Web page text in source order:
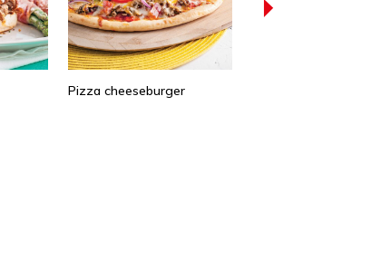
Pizza cheeseburger